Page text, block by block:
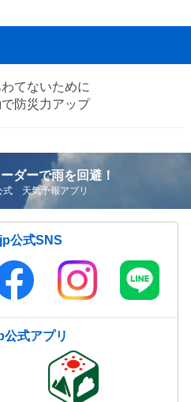
てないために
防災力アップ
ダーで雨を回避！
式 天気予報アプリ
公式SNS
式アプリ